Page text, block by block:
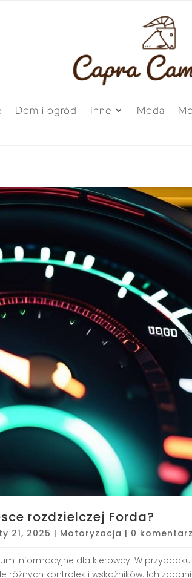
Dom i ogród Inne Moda
rozdzielczej Forda?
21, 2025 | Motoryzacja | 0
informacyjne dla kierowcy. W
różnych kontrolek i wskaźników. Ich